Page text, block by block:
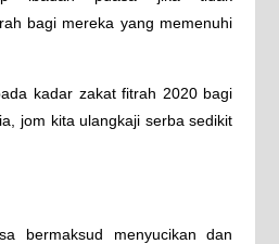
bagi mereka yang memenuhi
kadar zakat fitrah 2020 bagi
jom kita ulangkaji serba sedikit
bermaksud menyucikan dan